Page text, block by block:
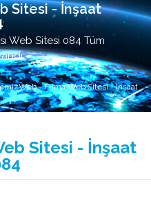
Sitesi - İnşaat
Web Sitesi 084 Tüm
- Firma Web Sitesi - İnşaat
Sitesi - İnşaat